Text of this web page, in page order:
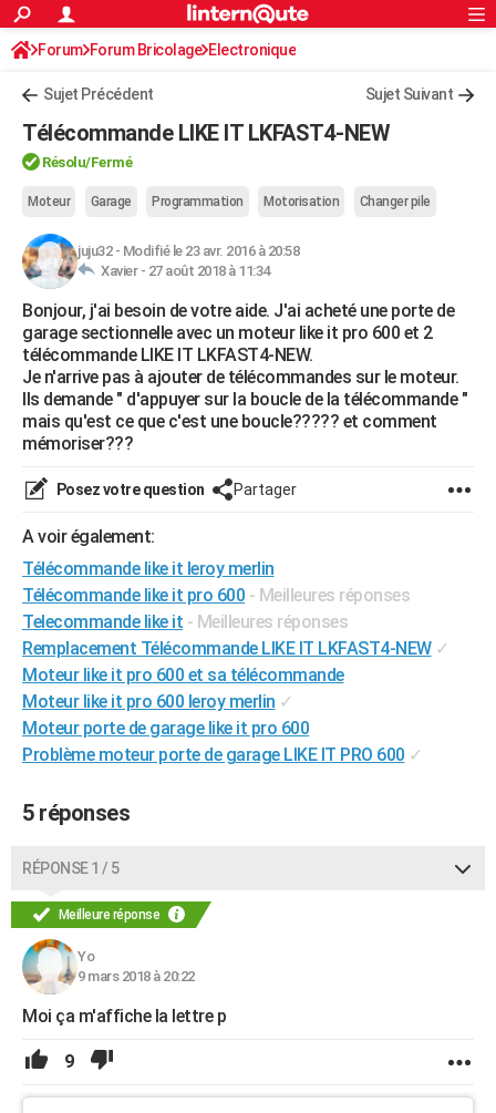
ACTUALITÉS
Politique
Société
Faits Divers
Education
Monde
Villes
+
Programme TV
TNTStreaming
Cinéma
Sorties cinéma
Musique
+FINANCE
Retraite
Impôts
Epargne
Immobilier
Risques naturels par ville
Banque
Assurance
Crédit
AUTO
Essais
Réserver un essai
Citadines
Berlines
SUV
Forum auto
+
HIGH-TECH
Mobiles
Meilleur smartphone
Internet
Ordinateurs
Jeux vidéo
Guide high-tech
Forum
Aménagement intérieur
Extérieur
Cuisine
Salle de bains
Jardinage
Rangement
WEEK-END
Guides de France
Escapades
Patrimoine
Expositions
Musées
Week-end nature
+LIFESTYLE
Art de vivre
Bien-être
Loisirs
Mode
Modes de vie
SANTE
VOYAGE
GUIDES D'ACHAT
BONS PLANS
CARTE DE VOEUX
Carte de Noël
Carte Bonne année
Carte Saint-Valentin
Carte Pâques
Carte d'anniversaire
DICTIONNAIRE
Dictionnaire
Biographies
Citations
Expressions
Proverbes
PROGRAMME TV
Bricolage
Lifestyle
Culture
Sport
Auto
Television
Voyage
Cinema
S'inscrire
Connexion
Forum Forum Bricolage Electronique
Sujet Précédent Sujet Suivant
Télécommande LIKE IT LKFAST4-NEW
Résolu/Fermé
Moteur Garage Programmation Motorisation Changer pile
juju32- Modifié le 23 avr. 2016 à 20:58
Xavier - 27 août 2018 à 11:34
Bonjour, j'ai besoin de votre aide. J'ai acheté une porte de
garage sectionnelle avec un moteur like it pro 600 et 2
télécommande LIKE IT LKFAST4-NEW.
Je n'arrive pas à ajouter de télécommandes sur le moteur.
Ils demande " d'appuyer sur la boucle de la télécommande "
mais qu'est ce que c'est une boucle????? et comment
mémoriser???
Posez votre question Partager
A voir également:
Télécommande like it leroy merlin
Télécommande like it pro 600 - Meilleures réponses
Telecommande like it - Meilleures réponses
Remplacement Télécommande LIKE IT LKFAST4-NEW ✓
Moteur like it pro 600 et sa télécommande
Moteur like it pro 600 leroy merlin ✓
Moteur porte de garage like it pro 600
Problème moteur porte de garage LIKE IT PRO 600 ✓
5 réponses
RÉPONSE 1 / 5
Meilleure réponse
Yo
9 mars 2018 à 20:22
Moi ça m'affiche la lettre p
9